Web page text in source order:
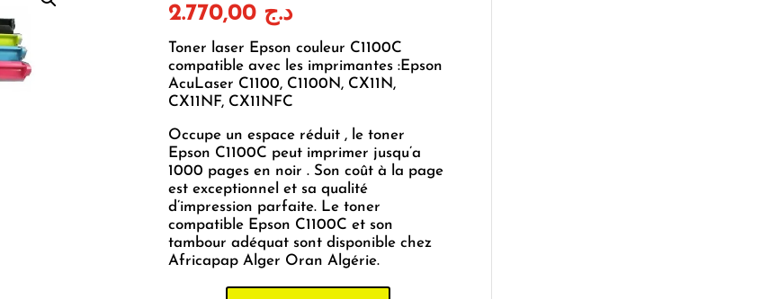
د.ج 2.770,00
Toner laser Epson couleur C1100C
compatible avec les imprimantes :Epson
AcuLaser C1100, C1100N, CX11N,
CX11NF, CX11NFC
Occupe un espace réduit , le toner
Epson C1100C peut imprimer jusqu’a
1000 pages en noir . Son coût à la page
est exceptionnel et sa qualité
d’impression parfaite. Le toner
compatible Epson C1100C et son
tambour adéquat sont disponible chez
Africapap Alger Oran Algérie.